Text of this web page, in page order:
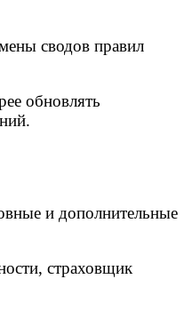
сводов правил
обновлять
и дополнительные
страховщик